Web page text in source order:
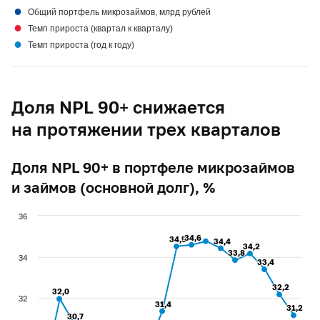
● Общий портфель микрозаймов, млрд рублей
● Темп прироста (квартал к кварталу)
● Темп прироста (год к году)
Доля NPL 90+ снижается
на протяжении трех кварталов
Доля NPL 90+ в портфеле микрозаймов
и займов (основной долг), %
32,0
32,0
30,7
30,7
31,4
31,4
34,5
34,534,6
34,6 34,4
34,4
33,8
33,8
34,2
34,2
33,4
33,4
32,2
32,2
31,2
31,2
32
34
36